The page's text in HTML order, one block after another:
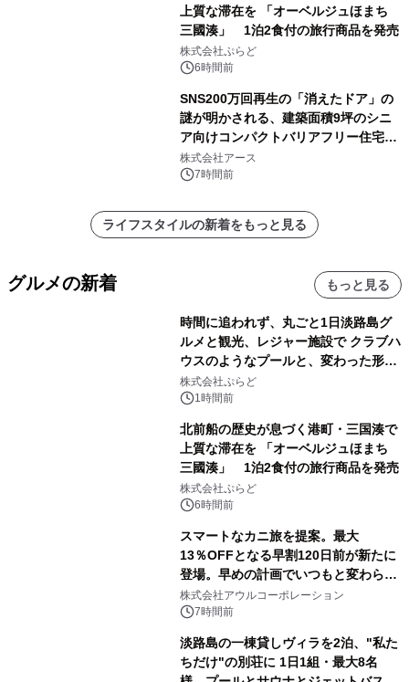
上質な滞在を 「オーベルジュほまち
三國湊」 1泊2食付の旅行商品を発売
株式会社ぷらど
6時間前
SNS200万回再生の「消えたドア」の
謎が明かされる、建築面積9坪のシニ
ア向けコンパクトバリアフリー住宅が
誕生
株式会社アース
7時間前
ライフスタイルの新着をもっと見る
グルメの新着 もっと見る
時間に追われず、丸ごと1日淡路島グ
ルメと観光、レジャー施設で クラブハ
ウスのようなプールと、変わった形の
サウナも 「THE BOXY AWAJI」のお
得な素泊まり連泊プランで
株式会社ぷらど
1時間前
北前船の歴史が息づく港町・三国湊で
上質な滞在を 「オーベルジュほまち
三國湊」 1泊2食付の旅行商品を発売
株式会社ぷらど
6時間前
スマートなカニ旅を提案。最大
13％OFFとなる早割120日前が新たに
登場。早めの計画でいつもと変わらぬ
大人の冬旅を。ー夕日ヶ浦温泉「佳松
苑 別邸ふうか」ー
株式会社アウルコーポレーション
7時間前
淡路島の一棟貸しヴィラを2泊、"私た
ちだけ"の別荘に 1日1組・最大8名